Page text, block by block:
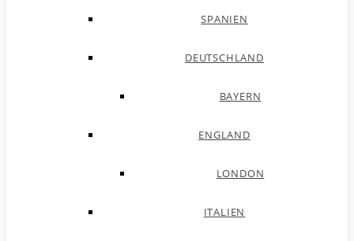
SPANIEN
DEUTSCHLAND
BAYERN
ENGLAND
LONDON
ITALIEN